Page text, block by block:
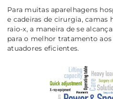
Para muitas aparelhagens
e cadeiras de cirurgia, camas
raio-x, a maneira de se
para o melhor tratamento
atuadores eficientes.